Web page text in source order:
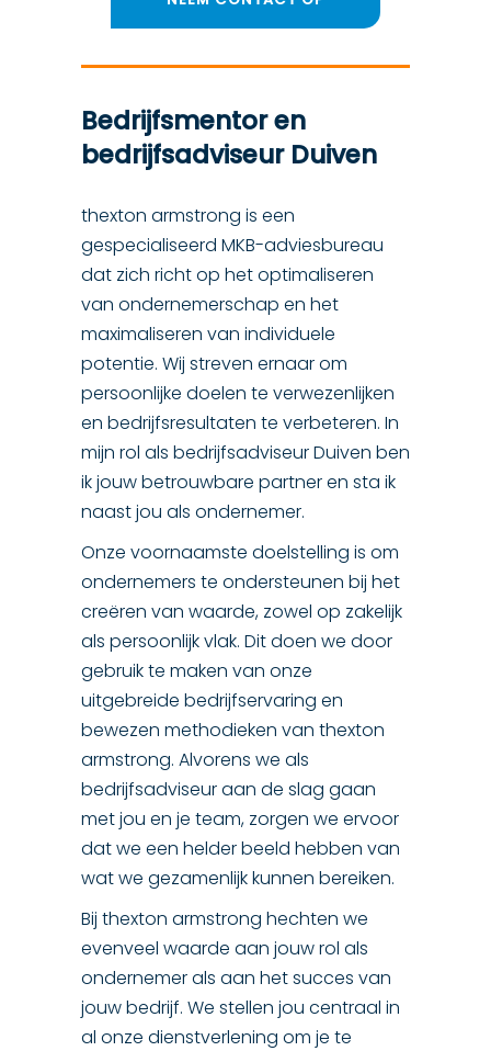
Bedrijfsmentor en
bedrijfsadviseur Duiven
thexton armstrong is een
gespecialiseerd MKB-adviesbureau
dat zich richt op het optimaliseren
van ondernemerschap en het
maximaliseren van individuele
potentie. Wij streven ernaar om
persoonlijke doelen te verwezenlijken
en bedrijfsresultaten te verbeteren. In
mijn rol als bedrijfsadviseur Duiven ben
ik jouw betrouwbare partner en sta ik
naast jou als ondernemer.
Onze voornaamste doelstelling is om
ondernemers te ondersteunen bij het
creëren van waarde, zowel op zakelijk
als persoonlijk vlak. Dit doen we door
gebruik te maken van onze
uitgebreide bedrijfservaring en
bewezen methodieken van thexton
armstrong. Alvorens we als
bedrijfsadviseur aan de slag gaan
met jou en je team, zorgen we ervoor
dat we een helder beeld hebben van
wat we gezamenlijk kunnen bereiken.
Bij thexton armstrong hechten we
evenveel waarde aan jouw rol als
ondernemer als aan het succes van
jouw bedrijf. We stellen jou centraal in
al onze dienstverlening om je te